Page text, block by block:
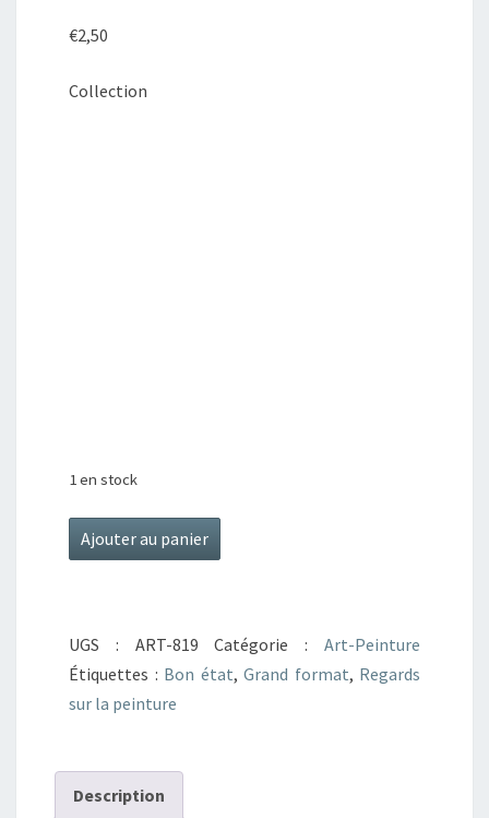
€2,50
Collection
1 en stock
quantité
de
la
peinture
7
goya
Ajouter au panier
UGS : ART-819 Catégorie :Art-Peinture
Étiquettes : Bon état, Grand format, Regards
sur la peinture
Description